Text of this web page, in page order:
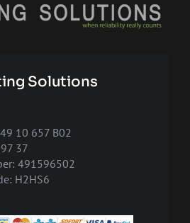
Solutions
10 657 B02
37
491596502
H2HS6